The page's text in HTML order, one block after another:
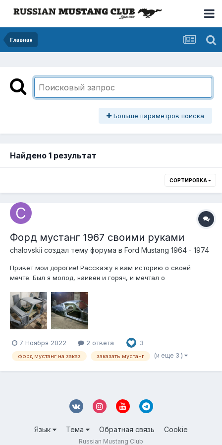
Главная
Больше параметров поиска
Найдено 1 результат
СОРТИРОВКА
Форд мустанг 1967 своими руками
chalovskii создал тему форума в Ford Mustang 1964 - 1974
Привет мои дорогие! Расскажу я вам историю о своей
мечте. Был я молод, наивен и горяч, и мечтал о
купить сие великолепие не было. Тогда мне пришла простая
и одновременно сложная мысль — не можешь купить,
сделай сам, своими руками. И понеслась...
7 Ноября 2022 2 ответа 3
форд мустанг на заказ заказать мустанг (и еще 3 )
Язык Тема Обратная связь Cookie
Russian Mustang Club